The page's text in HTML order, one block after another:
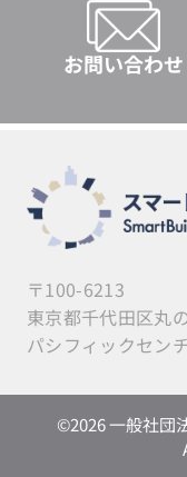
お問い合わせ
〒100-6213
東京都千代田区丸
パシフィックセン
©︎2026 一般社団